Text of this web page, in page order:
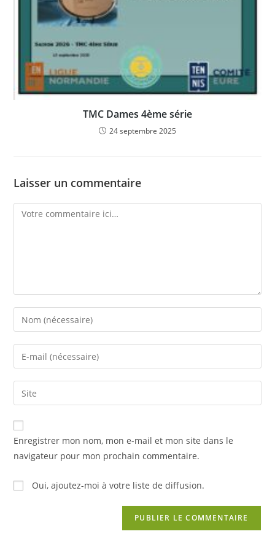
TMC Dames 4ème série
24 septembre 2025
Laisser un commentaire
Comment
Enter
your
name
comment
Enter
your
email
address
comment
Saisir
l’URL
de
votre
(facultatif)
Enregistrer mon nom, mon e-mail et mon site dans le
navigateur pour mon prochain commentaire.
Oui, ajoutez-moi à votre liste de diffusion.